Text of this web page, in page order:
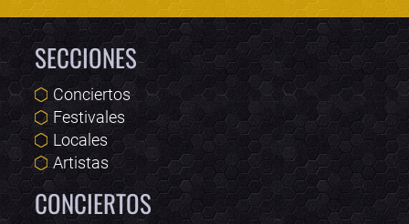
SECCIONES
Conciertos
Festivales
Locales
Artistas
CONCIERTOS